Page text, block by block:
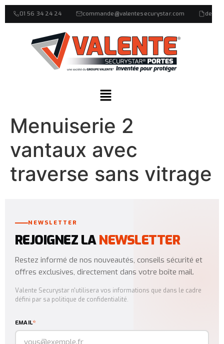
01 56 34 24 24 commande@valentesecurystar.com
Menuiserie 2
vantaux avec
traverse sans vitrage
NEWSLETTER
REJOIGNEZ LANEWSLETTER
Restez informé de nos nouveautés, conseils sécurité et
offres exclusives, directement dans votre boîte mail.
Valente Securystar n'utilisera vos informations que dans le cadre
défini par sa politique de confidentialité.
EMAIL*